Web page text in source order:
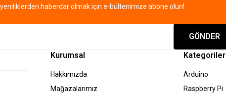
haberdar olmak için e-bültenimize abone olun!
GÖNDER
Kurumsal
Hakkımızda
Mağazalarımız
Kategoriler
Arduino
Raspberry Pi